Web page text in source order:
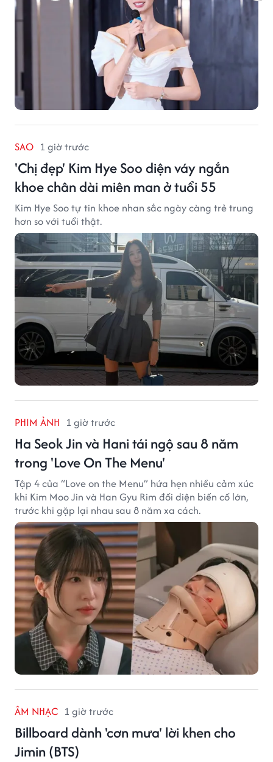
SAO 1 giờ trước
'Chị đẹp' Kim Hye Soo diện váy ngắn
khoe chân dài miên man ở tuổi 55
Kim Hye Soo tự tin khoe nhan sắc ngày càng trẻ trung
hơn so với tuổi thật.
PHIM ẢNH 1 giờ trước
Ha Seok Jin và Hani tái ngộ sau 8 năm
trong 'Love On The Menu'
Tập 4 của “Love on the Menu” hứa hẹn nhiều cảm xúc
khi Kim Moo Jin và Han Gyu Rim đối diện biến cố lớn,
trước khi gặp lại nhau sau 8 năm xa cách.
ÂM NHẠC 1 giờ trước
Billboard dành 'cơn mưa' lời khen cho
Jimin (BTS)